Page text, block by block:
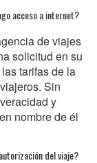
acceso a internet?
de viajes
solicitud en su
tarifas de la
Sin
y
nombre de él
del viaje?